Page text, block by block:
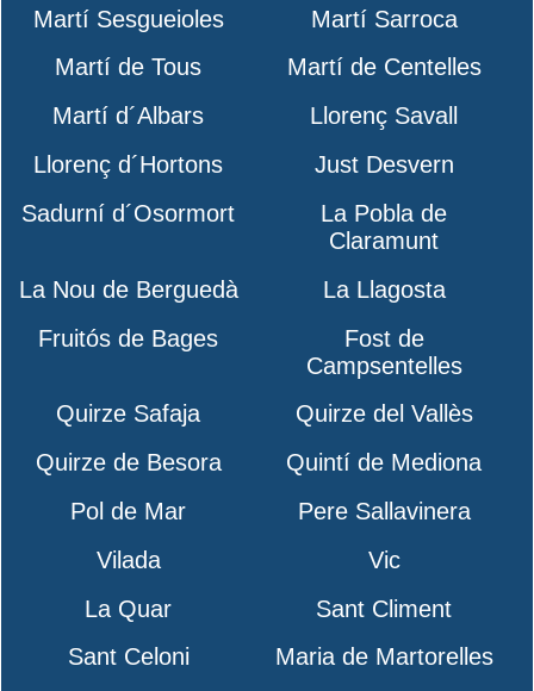
Martí Sesgueioles
Martí Sarroca
Martí de Tous
Martí de Centelles
Martí d´Albars
Llorenç Savall
Llorenç d´Hortons
Just Desvern
Sadurní d´Osormort
La Pobla de
Claramunt
La Nou de Berguedà
La Llagosta
Fruitós de Bages
Fost de
Campsentelles
Quirze Safaja
Quirze del Vallès
Quirze de Besora
Quintí de Mediona
Pol de Mar
Pere Sallavinera
Vilada
Vic
La Quar
Sant Climent
Sant Celoni
Maria de Martorelles